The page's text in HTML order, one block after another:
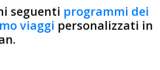
seguenti programmi dei
viaggi personalizzati in